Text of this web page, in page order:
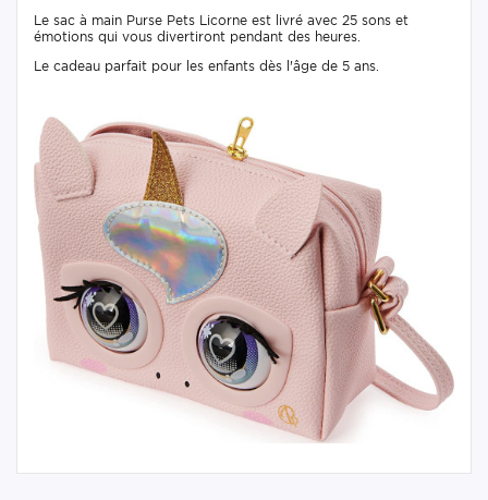
Le sac à main Purse Pets Licorne est livré avec 25 sons et
émotions qui vous divertiront pendant des heures.
Le cadeau parfait pour les enfants dès l'âge de 5 ans.